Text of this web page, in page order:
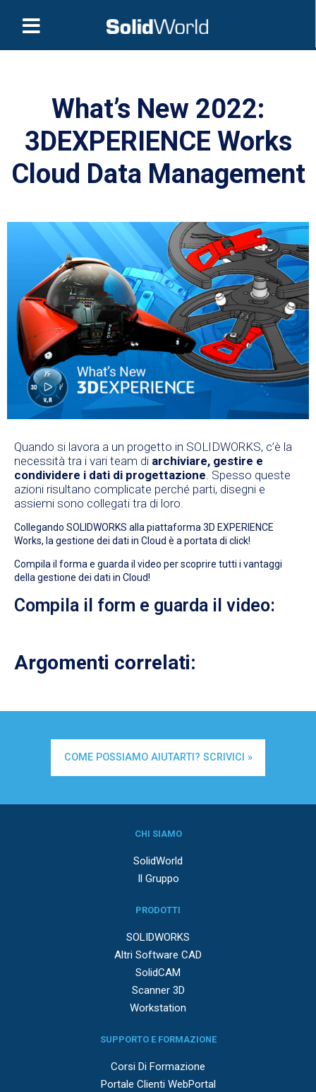
What’s New 2022:
3DEXPERIENCE Works
Cloud Data Management
Quando si lavora a un progetto in SOLIDWORKS, c’è la
necessità tra i vari team di archiviare, gestire e
condividere i dati di progettazione . Spesso queste
azioni risultano complicate perché parti, disegni e
assiemi sono collegati tra di loro.
Collegando SOLIDWORKS alla piattaforma 3D EXPERIENCE
Works, la gestione dei dati in Cloud è a portata di click!
Compila il forma e guarda il video per scoprire tutti i vantaggi
della gestione dei dati in Cloud!
Compila il form e guarda il video:
Argomenti correlati:
COME POSSIAMO AIUTARTI? SCRIVICI »
CHI SIAMO
SolidWorld
Il Gruppo
PRODOTTI
SOLIDWORKS
Altri Software CAD
SolidCAM
Scanner 3D
Workstation
SUPPORTO E FORMAZIONE
Corsi Di Formazione
Portale Clienti WebPortal